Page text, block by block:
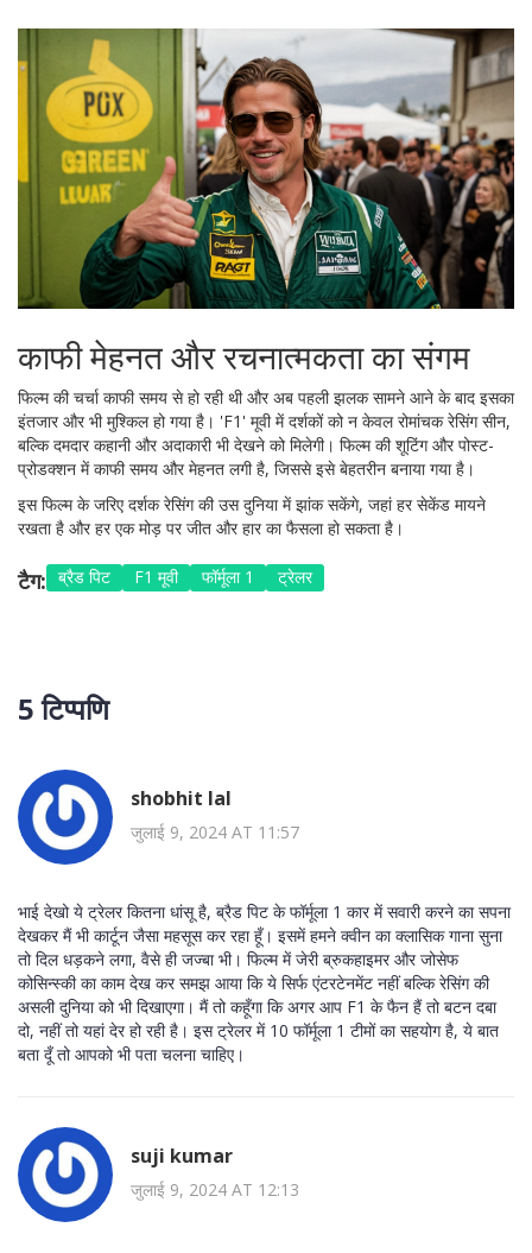
काफी मेहनत और रचनात्मकता का संगम
फिल्म की चर्चा काफी समय से हो रही थी और अब पहली झलक सामने आने के बाद इसका
इंतजार और भी मुश्किल हो गया है। 'F1' मूवी में दर्शकों को न केवल रोमांचक रेसिंग सीन,
बल्कि दमदार कहानी और अदाकारी भी देखने को मिलेगी। फिल्म की शूटिंग और पोस्ट-
प्रोडक्शन में काफी समय और मेहनत लगी है, जिससे इसे बेहतरीन बनाया गया है।
इस फिल्म के जरिए दर्शक रेसिंग की उस दुनिया में झांक सकेंगे, जहां हर सेकेंड मायने
रखता है और हर एक मोड़ पर जीत और हार का फैसला हो सकता है।
टैग: ब्रैड पिट F1 मूवी फॉर्मूला 1 ट्रेलर
5 टिप्पणि
shobhit lal
जुलाई 9, 2024 AT 11:57
भाई देखो ये ट्रेलर कितना धांसू है, ब्रैड पिट के फॉर्मूला 1 कार में सवारी करने का सपना
देखकर मैं भी कार्टून जैसा महसूस कर रहा हूँ। इसमें हमने क्वीन का क्लासिक गाना सुना
तो दिल धड़कने लगा, वैसे ही जज्बा भी। फिल्म में जेरी ब्रुकहाइमर और जोसेफ
कोसिन्स्की का काम देख कर समझ आया कि ये सिर्फ एंटरटेनमेंट नहीं बल्कि रेसिंग की
असली दुनिया को भी दिखाएगा। मैं तो कहूँगा कि अगर आप F1 के फैन हैं तो बटन दबा
दो, नहीं तो यहां देर हो रही है। इस ट्रेलर में 10 फॉर्मूला 1 टीमों का सहयोग है, ये बात
बता दूँ तो आपको भी पता चलना चाहिए।
suji kumar
जुलाई 9, 2024 AT 12:13